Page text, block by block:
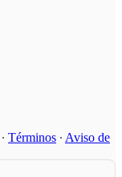
∙ Términos ∙ Aviso de